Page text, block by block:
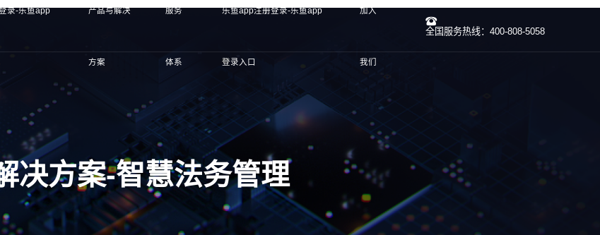
录-乐鱼app 产品与解决
方案
服务
体系
乐鱼app注册登录-乐鱼app
登录入口
加入
我们
全国服务热线：400-808-5058
决方案-智慧法务管理